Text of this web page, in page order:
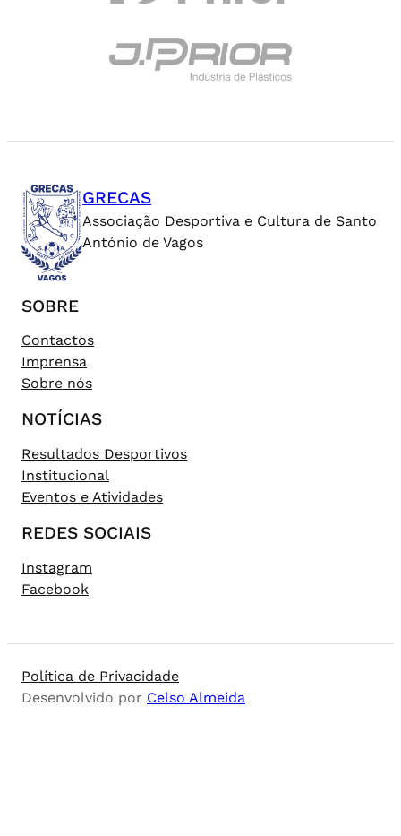
GRECAS
Associação Desportiva e Cultura de Santo
António de Vagos
SOBRE
Contactos
Imprensa
Sobre nós
NOTÍCIAS
Resultados Desportivos
Institucional
Eventos e Atividades
REDES SOCIAIS
Instagram
Facebook
Política de Privacidade
Desenvolvido por Celso Almeida